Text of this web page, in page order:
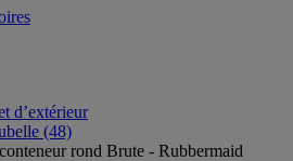
d’extérieur
(48)
rond Brute - Rubbermaid